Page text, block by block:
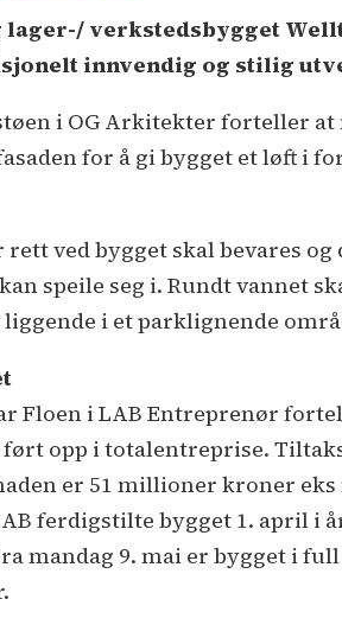
lager-/ verkstedsbygget
innvendig og stilig
i OG Arkitekter forteller at
for å gi bygget et løft i
rett ved bygget skal bevares
speile seg i. Rundt vannet
i et parklignende
Floen i LAB Entreprenør
opp i totalentreprise.
er 51 millioner kroner
ferdigstilte bygget 1. april i
mandag 9. mai er bygget i